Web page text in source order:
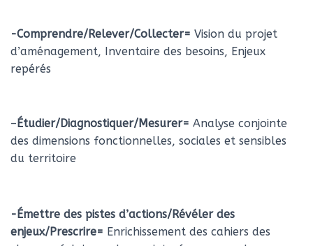
-Comprendre/Relever/Collecter= Vision du projet
d’aménagement, Inventaire des besoins, Enjeux
repérés
–Étudier/Diagnostiquer/Mesurer= Analyse conjointe
des dimensions fonctionnelles, sociales et sensibles
du territoire
-Émettre des pistes d’actions/Révéler des
enjeux/Prescrire= Enrichissement des cahiers des